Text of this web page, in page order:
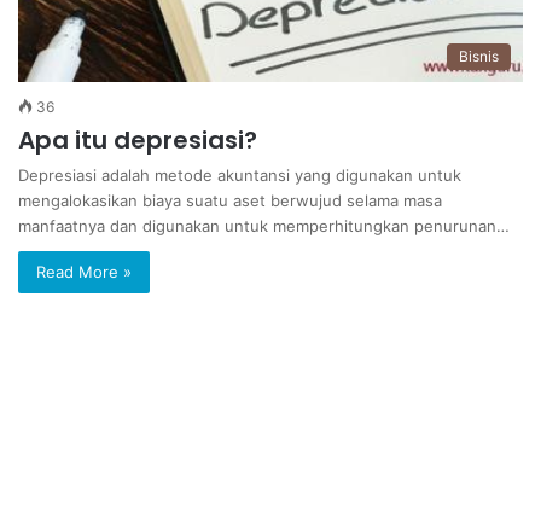
Bisnis
36
Apa itu depresiasi?
Depresiasi adalah metode akuntansi yang digunakan untuk
mengalokasikan biaya suatu aset berwujud selama masa
manfaatnya dan digunakan untuk memperhitungkan penurunan…
Read More »